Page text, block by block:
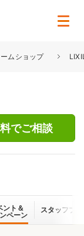
ムショップ
でご相談
ント＆
ペーン
スタッフブ